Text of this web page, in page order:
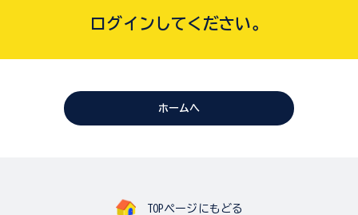
ログインしてください。
ホームへ
TOPページにもどる